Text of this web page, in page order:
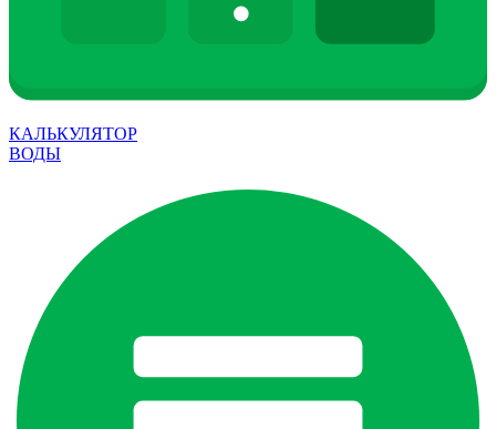
КАЛЬКУЛЯТОР
ВОДЫ